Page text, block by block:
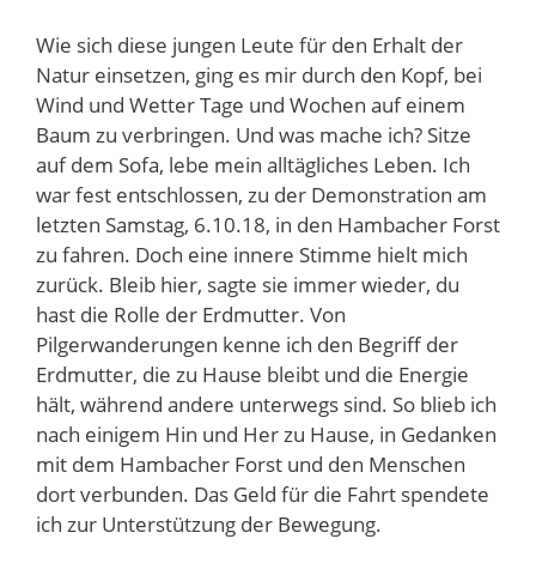
Wie sich diese jungen Leute für den Erhalt der
Natur einsetzen, ging es mir durch den Kopf, bei
Wind und Wetter Tage und Wochen auf einem
Baum zu verbringen. Und was mache ich? Sitze
auf dem Sofa, lebe mein alltägliches Leben. Ich
war fest entschlossen, zu der Demonstration am
letzten Samstag, 6.10.18, in den Hambacher Forst
zu fahren. Doch eine innere Stimme hielt mich
zurück. Bleib hier, sagte sie immer wieder, du
hast die Rolle der Erdmutter. Von
Pilgerwanderungen kenne ich den Begriff der
Erdmutter, die zu Hause bleibt und die Energie
hält, während andere unterwegs sind. So blieb ich
nach einigem Hin und Her zu Hause, in Gedanken
mit dem Hambacher Forst und den Menschen
dort verbunden. Das Geld für die Fahrt spendete
ich zur Unterstützung der Bewegung.